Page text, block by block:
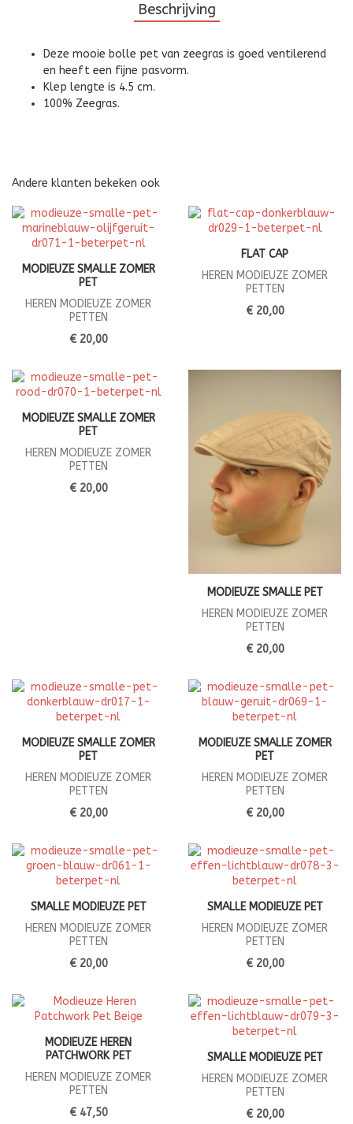
Beschrijving
Deze mooie bolle pet van zeegras is goed ventilerend
en heeft een fijne pasvorm.
Klep lengte is 4.5 cm.
100% Zeegras.
Andere klanten bekeken ook
MODIEUZE SMALLE ZOMER
PET
HEREN MODIEUZE ZOMER
PETTEN
€ 20,00
FLAT CAP
HEREN MODIEUZE ZOMER
PETTEN
€ 20,00
MODIEUZE SMALLE ZOMER
PET
HEREN MODIEUZE ZOMER
PETTEN
€ 20,00
MODIEUZE SMALLE PET
HEREN MODIEUZE ZOMER
PETTEN
€ 20,00
MODIEUZE SMALLE ZOMER
PET
HEREN MODIEUZE ZOMER
PETTEN
€ 20,00
MODIEUZE SMALLE ZOMER
PET
HEREN MODIEUZE ZOMER
PETTEN
€ 20,00
SMALLE MODIEUZE PET
HEREN MODIEUZE ZOMER
PETTEN
€ 20,00
SMALLE MODIEUZE PET
HEREN MODIEUZE ZOMER
PETTEN
€ 20,00
MODIEUZE HEREN
PATCHWORK PET
HEREN MODIEUZE ZOMER
PETTEN
€ 47,50
SMALLE MODIEUZE PET
HEREN MODIEUZE ZOMER
PETTEN
€ 20,00